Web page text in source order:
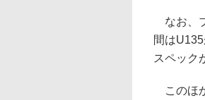
なお、
間は
スペック
このほ